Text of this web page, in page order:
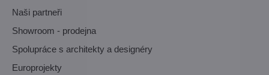
Naši partneři
Showroom - prodejna
Spolupráce s architekty a designéry
Europrojekty